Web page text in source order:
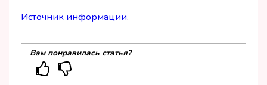
Источник информации.
Вам понравилась статья?